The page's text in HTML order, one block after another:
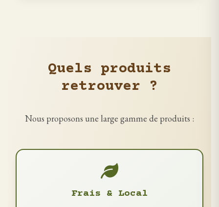
Quels produits
retrouver ?
Nous proposons une large gamme de produits :
Frais & Local